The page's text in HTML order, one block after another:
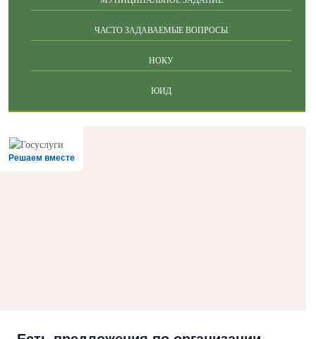
ЧАСТО ЗАДАВАЕМЫЕ ВОПРОСЫ
НОКУ
ЮИД
Решаем вместе